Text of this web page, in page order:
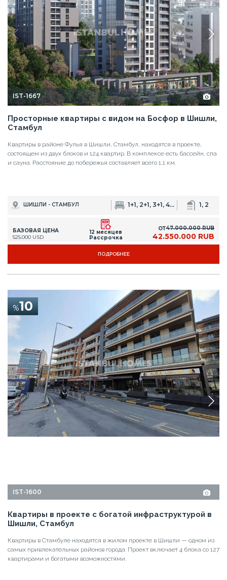
IST-1667
Просторные квартиры с видом на Босфор в Шишли,
Стамбул
Квартиры в районе Фулья в Шишли, Стамбул, находятся в проекте,
состоящем из двух блоков и 124 квартир. В комплексе есть бассейн, спа
и сауна. Расстояние до побережья составляет всего 1,1 км.
ШИШЛИ - СТАМБУЛ 1+1, 2+1, 3+1, 4+1, 5+1 1, 2
БАЗОВАЯ ЦЕНА
525.000 USD
12 месяцев
Рассрочка
ОТ47.000.000 RUB
42.550.000 RUB
ПОДРОБНЕЕ
%10
IST-1600
Квартиры в проекте с богатой инфраструктурой в
Шишли, Стамбул
Квартиры в Стамбуле находятся в жилом проекте в Шишли — одном из
самых привлекательных районов города. Проект включает 4 блока со 127
квартирами и богатыми возможностями.